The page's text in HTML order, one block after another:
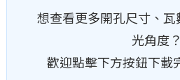
想查看更多開孔尺寸、
光角度？
歡迎點擊下方按鈕下載